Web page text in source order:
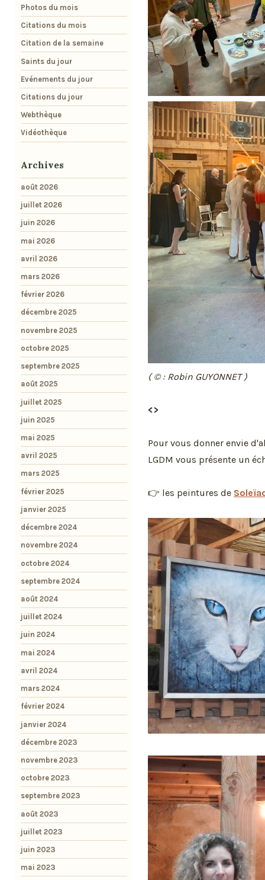
( © : Robin GUYONNET )
<>
Pour vous donner envie
LGDM vous présente un
👉 les peintures de
Photos du mois
Citations du mois
Citation de la semaine
Saints du jour
Evénements du jour
Citations du jour
Webthèque
Vidéothèque
Archives
août 2026
juillet 2026
juin 2026
mai 2026
avril 2026
mars 2026
février 2026
décembre 2025
novembre 2025
octobre 2025
septembre 2025
août 2025
juillet 2025
juin 2025
mai 2025
avril 2025
mars 2025
février 2025
janvier 2025
décembre 2024
novembre 2024
octobre 2024
septembre 2024
août 2024
juillet 2024
juin 2024
mai 2024
avril 2024
mars 2024
février 2024
janvier 2024
décembre 2023
novembre 2023
octobre 2023
septembre 2023
août 2023
juillet 2023
juin 2023
mai 2023